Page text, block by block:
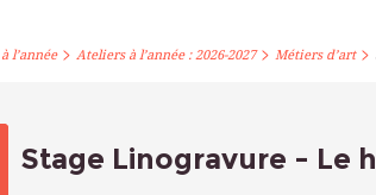
l’année> Ateliers à l’année : 2026-2027> Métiers d’art>
Stage Linogravure - Le